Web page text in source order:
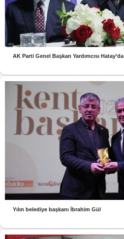
AK Parti Genel Başkan Yardımcısı Hatay’da
Yılın belediye başkanı İbrahim Gül